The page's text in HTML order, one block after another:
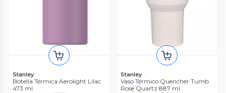
Stanley
Botella Térmica Aerolight Lilac
473 ml
Stanley
Vaso Térmico Quencher Tumb
Rose Quartz 887 ml